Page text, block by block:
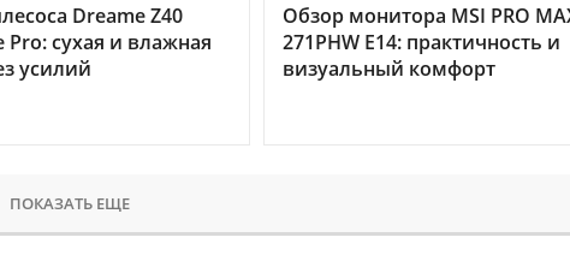
Dreame Z40
Pro: сухая и влажная
усилий
Обзор монитора MSI PRO
271PHW E14: практичность и
визуальный комфорт
ПОКАЗАТЬ ЕЩЕ